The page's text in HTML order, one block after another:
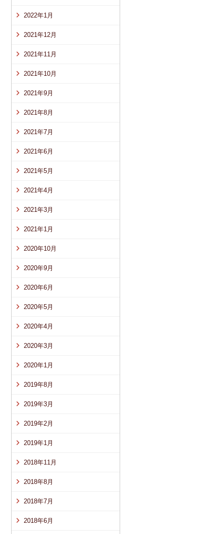
2022年1月
2021年12月
2021年11月
2021年10月
2021年9月
2021年8月
2021年7月
2021年6月
2021年5月
2021年4月
2021年3月
2021年1月
2020年10月
2020年9月
2020年6月
2020年5月
2020年4月
2020年3月
2020年1月
2019年8月
2019年3月
2019年2月
2019年1月
2018年11月
2018年8月
2018年7月
2018年6月